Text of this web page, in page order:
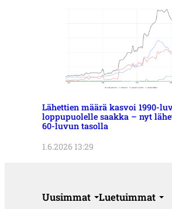
Lähettien määrä kasvoi 1990-
loppupuolelle saakka – nyt
60-luvun tasolla
1.6.2026 13:29
Uusimmat Luetuimmat